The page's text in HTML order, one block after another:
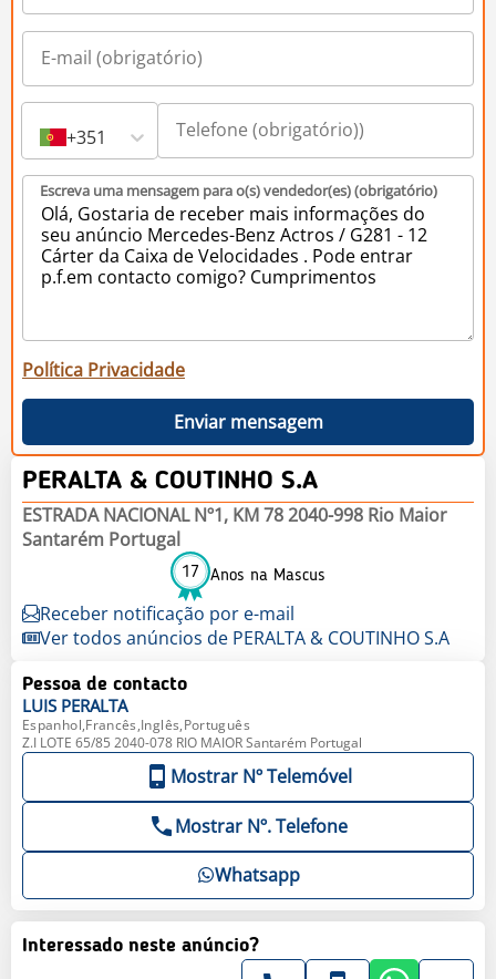
+351
Escreva uma mensagem para o(s) vendedor(es) (obrigatório)
Política Privacidade
Enviar mensagem
PERALTA & COUTINHO S.A
ESTRADA NACIONAL Nº1, KM 78 2040-998 Rio Maior
Santarém Portugal
17 Anos na Mascus
Receber notificação por e-mail
Ver todos anúncios de PERALTA & COUTINHO S.A
Pessoa de contacto
LUIS PERALTA
Espanhol,Francês,Inglês,Português
Z.I LOTE 65/85 2040-078 RIO MAIOR Santarém Portugal
Mostrar Nº Telemóvel
Mostrar Nº. Telefone
Whatsapp
Interessado neste anúncio?